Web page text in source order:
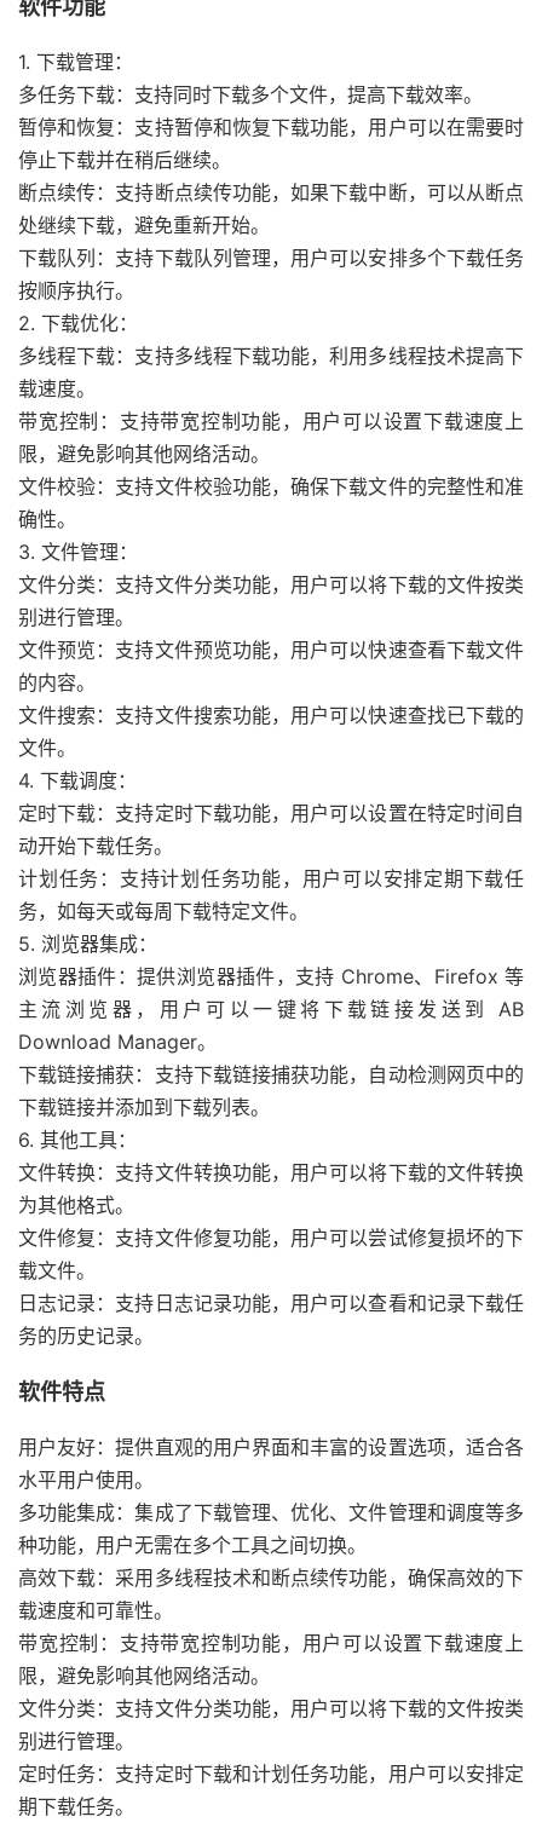
软件功能
1. 下载管理：
多任务下载：支持同时下载多个文件，提高下载效率。
暂停和恢复：支持暂停和恢复下载功能，用户可以在需要时
停止下载并在稍后继续。
断点续传：支持断点续传功能，如果下载中断，可以从断点
处继续下载，避免重新开始。
下载队列：支持下载队列管理，用户可以安排多个下载任务
按顺序执行。
2. 下载优化：
多线程下载：支持多线程下载功能，利用多线程技术提高下
载速度。
带宽控制：支持带宽控制功能，用户可以设置下载速度上
限，避免影响其他网络活动。
文件校验：支持文件校验功能，确保下载文件的完整性和准
确性。
3. 文件管理：
文件分类：支持文件分类功能，用户可以将下载的文件按类
别进行管理。
文件预览：支持文件预览功能，用户可以快速查看下载文件
的内容。
文件搜索：支持文件搜索功能，用户可以快速查找已下载的
文件。
4. 下载调度：
定时下载：支持定时下载功能，用户可以设置在特定时间自
动开始下载任务。
计划任务：支持计划任务功能，用户可以安排定期下载任
务，如每天或每周下载特定文件。
5. 浏览器集成：
浏览器插件：提供浏览器插件，支持 Chrome、Firefox 等
主流浏览器，用户可以一键将下载链接发送到 AB
Download Manager。
下载链接捕获：支持下载链接捕获功能，自动检测网页中的
下载链接并添加到下载列表。
6. 其他工具：
文件转换：支持文件转换功能，用户可以将下载的文件转换
为其他格式。
文件修复：支持文件修复功能，用户可以尝试修复损坏的下
载文件。
日志记录：支持日志记录功能，用户可以查看和记录下载任
务的历史记录。
软件特点
用户友好：提供直观的用户界面和丰富的设置选项，适合各
水平用户使用。
多功能集成：集成了下载管理、优化、文件管理和调度等多
种功能，用户无需在多个工具之间切换。
高效下载：采用多线程技术和断点续传功能，确保高效的下
载速度和可靠性。
带宽控制：支持带宽控制功能，用户可以设置下载速度上
限，避免影响其他网络活动。
文件分类：支持文件分类功能，用户可以将下载的文件按类
别进行管理。
定时任务：支持定时下载和计划任务功能，用户可以安排定
期下载任务。